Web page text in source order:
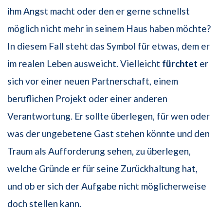
ihm Angst macht oder den er gerne schnellst
möglich nicht mehr in seinem Haus haben möchte?
In diesem Fall steht das Symbol für etwas, dem er
im realen Leben ausweicht. Vielleicht fürchtet er
sich vor einer neuen Partnerschaft, einem
beruflichen Projekt oder einer anderen
Verantwortung. Er sollte überlegen, für wen oder
was der ungebetene Gast stehen könnte und den
Traum als Aufforderung sehen, zu überlegen,
welche Gründe er für seine Zurückhaltung hat,
und ob er sich der Aufgabe nicht möglicherweise
doch stellen kann.